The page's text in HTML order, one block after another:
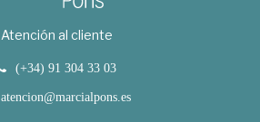
Atención al cliente
(+34) 91 304 33 03
atencion@marcialpons.es